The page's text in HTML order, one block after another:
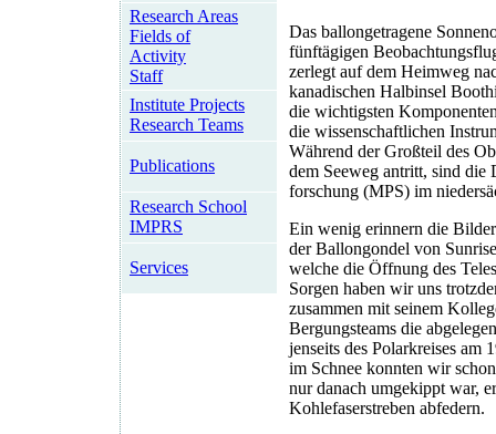
Research Areas
Fields of
Activity
Staff
Institute Projects
Research Teams
Publications
Research School
IMPRS
Services
Das ballongetragene
fünftägigen
zerlegt auf dem Heimweg
kanadischen Halbinsel
die wichtigsten
die wissenschaftlichen
Während der Großteil des
dem Seeweg antritt, sind die
forschung (MPS) im
Ein wenig erinnern die
der Ballongondel von
welche die Öffnung des
Sorgen haben wir uns
zusammen mit seinem
Bergungsteams die
jenseits des Polarkreises am
im Schnee konnten wir
nur danach umgekippt war,
Kohlefaserstreben abfedern.